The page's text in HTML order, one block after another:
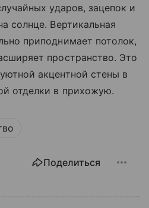
ударов, зацепок и
солнце. Вертикальная
приподнимает потолок,
пространство. Это
акцентной стены в
отделки в прихожую.
Поделиться